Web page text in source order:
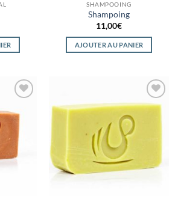
SHAMPOOING
Shampoing
11,00€
AJOUTER AU PANIER
à la
Ajouter
wishlist